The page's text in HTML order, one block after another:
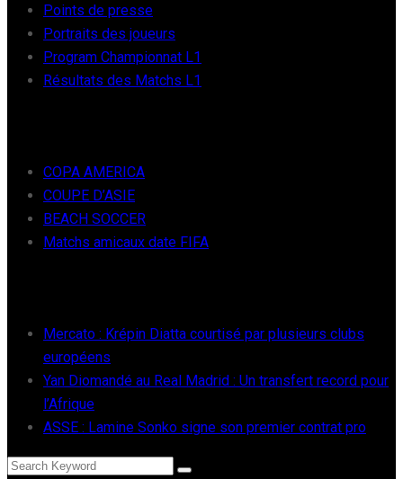
Points de presse
Portraits des joueurs
Program Championnat L1
Résultats des Matchs L1
COPA AMERICA
COUPE D’ASIE
BEACH SOCCER
Matchs amicaux date FIFA
Mercato : Krépin Diatta courtisé par plusieurs clubs
européens
Yan Diomandé au Real Madrid : Un transfert record pour
l’Afrique
ASSE : Lamine Sonko signe son premier contrat pro